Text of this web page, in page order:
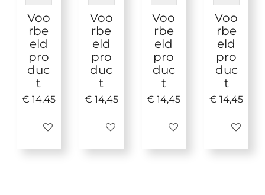
Voo
rbe
eld
pro
duc
t
€ 14,45
Uitgeschakeld
Voo
rbe
eld
pro
duc
t
€ 14,45
Uitgeschakeld
Voo
rbe
eld
pro
duc
t
€ 14,45
Uitgeschakeld
Voo
rbe
eld
pro
duc
t
€ 14,45